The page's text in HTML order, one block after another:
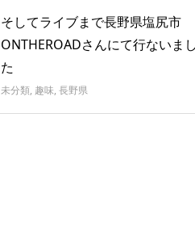
そしてライブまで長野県塩尻市
ONTHEROADさんにて行ないまし
た
未分類, 趣味, 長野県